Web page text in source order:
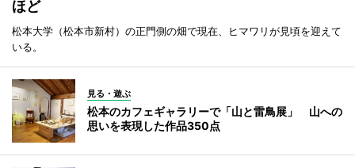
ほど
松本大学（松本市新村）の正門側の畑で現在、ヒマワリが見頃を迎えて
いる。
見る・遊ぶ
松本のカフェギャラリーで「山と雷鳥展」 山への
思いを表現した作品350点